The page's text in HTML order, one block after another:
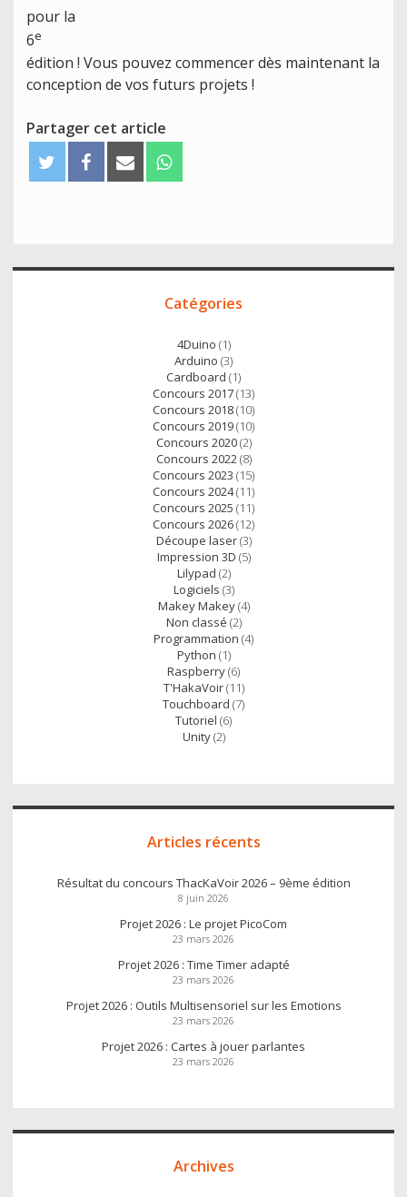
pour la
6e
édition ! Vous pouvez commencer dès maintenant la
conception de vos futurs projets !
Partager cet article
w
e
a
o
m
h
A
p
Accès
Catégories
4Duino (1)
Arduino (3)
Cardboard (1)
Concours 2017(13)
Concours 2018(10)
Concours 2019(10)
Concours 2020(2)
Concours 2022(8)
Concours 2023 (15)
Concours 2024(11)
Concours 2025 (11)
Concours 2026(12)
Découpe laser(3)
Impression 3D (5)
Lilypad (2)
Logiciels (3)
Makey Makey(4)
Non classé (2)
Programmation (4)
Python (1)
Raspberry(6)
T'HakaVoir(11)
Touchboard (7)
Tutoriel (6)
Unity(2)
Articles récents
Résultat du concours ThacKaVoir 2026 – 9ème édition
8 juin 2026
Projet 2026 : Le projet PicoCom
23 mars 2026
Projet 2026 : Time Timer adapté
23 mars 2026
Projet 2026 : Outils Multisensoriel sur les Emotions
23 mars 2026
Projet 2026 : Cartes à jouer parlantes
23 mars 2026
Archives